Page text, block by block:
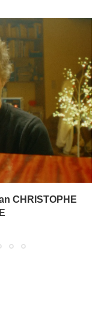
CHRISTOPHE